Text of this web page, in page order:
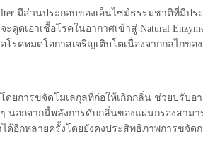
มีส่วนประกอบของเอ็นไซม์ธรรมชาติที่มีป
จะดูดเอาเชื้อโรคในอากาศเข้าสู่ Natural
โรคหมดโอกาสเจริญเติบโตเนื่องจากกลไกข
โดยการขจัดโมเลกุลที่ก่อให้เกิดกลิ่น ช่วยปรับ
นอกจากนี้พลังการดับกลิ่นของแผ่นกรองสาม
ด้อีกหลายครั้งโดยยังคงประสิทธิภาพการขจัด